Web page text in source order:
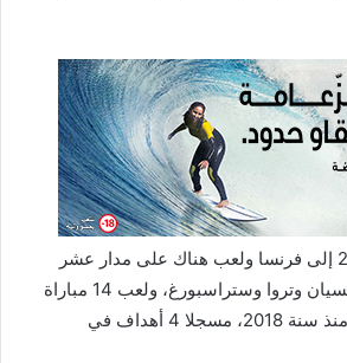
وانتقل موتيبا سنة 2014 إلى فرنسا ولعب هناك على مدار عشر
سنوات لأندية ليل وفالنسيان وتروا وستراسبورغ، ولعب 14 مباراة
لمنتخب جنوب إفريقيا منذ سنة 2018، مسجلا 4 أهداف في